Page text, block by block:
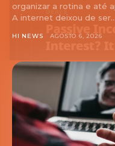
organizar a rotina e até
A internet deixou de ser...
HI NEWS AGOSTO 6, 2026